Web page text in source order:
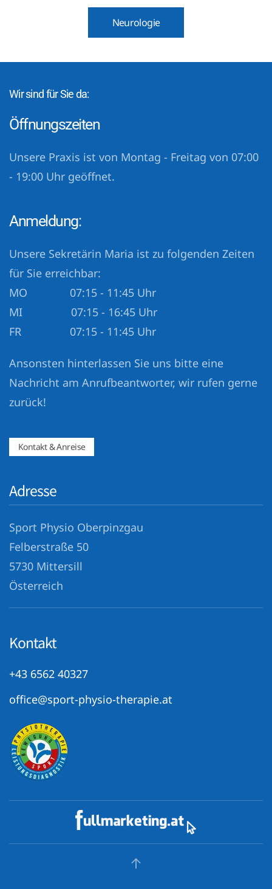
Neurologie
Wir sind für Sie da:
Öffnungszeiten
Unsere Praxis ist von Montag - Freitag von 07:00
- 19:00 Uhr geöffnet.
Anmeldung:
Unsere Sekretärin Maria ist zu folgenden Zeiten
für Sie erreichbar:
MO 07:15 - 11:45 Uhr
MI 07:15 - 16:45 Uhr
FR 07:15 - 11:45 Uhr
Ansonsten hinterlassen Sie uns bitte eine
Nachricht am Anrufbeantworter, wir rufen gerne
zurück!
Kontakt & Anreise
Adresse
Sport Physio Oberpinzgau
Felberstraße 50
5730 Mittersill
Österreich
Kontakt
+43 6562 40327
office@sport-physio-therapie.at